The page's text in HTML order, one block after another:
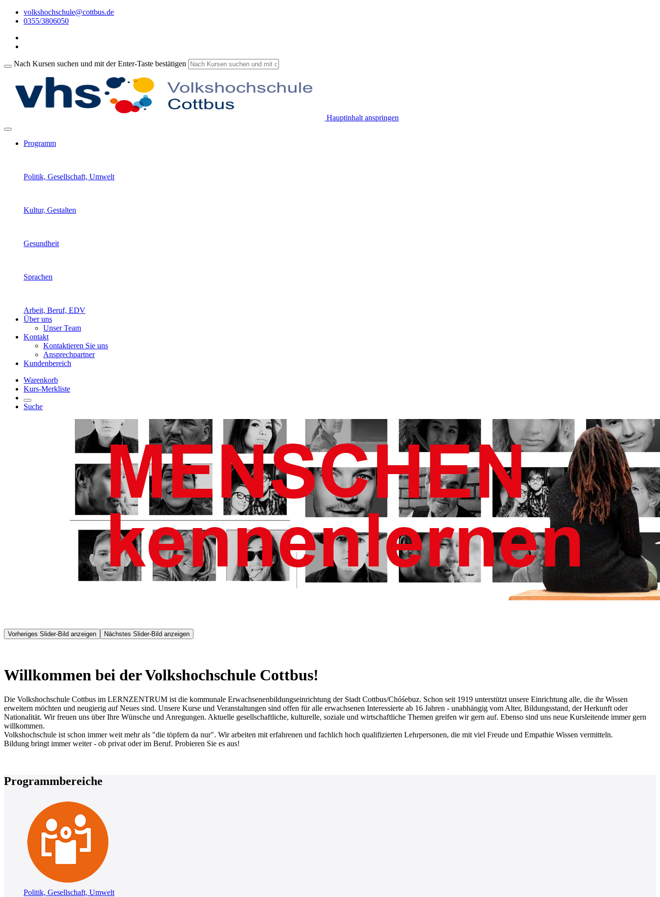
volkshochschule@cottbus.de
0355/3806050
Nach Kursen suchen und mit der Enter-Taste bestätigen
Hauptinhalt anspringen
Programm
Politik, Gesellschaft, Umwelt
Kultur, Gestalten
Gesundheit
Sprachen
Arbeit, Beruf, EDV
Über uns
Unser Team
Kontakt
Kontaktieren Sie uns
Ansprechpartner
Kundenbereich
Warenkorb
Kurs-Merkliste
Suche
Vorheriges Slider-Bild anzeigen Nächstes Slider-Bild anzeigen
Willkommen bei der Volkshochschule Cottbus!
Die Volkshochschule Cottbus im LERNZENTRUM ist die kommunale Erwachsenenbildungseinrichtung der Stadt Cottbus/Chóśebuz. Schon seit 1919 unterstützt unsere Einrichtung alle, die ihr Wissen
erweitern möchten und neugierig auf Neues sind. Unsere Kurse und Veranstaltungen sind offen für alle erwachsenen Interessierte ab 16 Jahren - unabhängig vom Alter, Bildungsstand, der Herkunft oder
Nationalität. Wir freuen uns über Ihre Wünsche und Anregungen. Aktuelle gesellschaftliche, kulturelle, soziale und wirtschaftliche Themen greifen wir gern auf. Ebenso sind uns neue Kursleitende immer gern
willkommen.
Volkshochschule ist schon immer weit mehr als "die töpfern da nur". Wir arbeiten mit erfahrenen und fachlich hoch qualifizierten Lehrpersonen, die mit viel Freude und Empathie Wissen vermitteln.
Bildung bringt immer weiter - ob privat oder im Beruf. Probieren Sie es aus!
Programmbereiche
Politik, Gesellschaft, Umwelt